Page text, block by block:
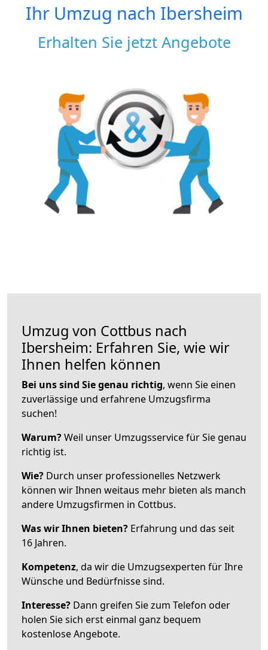
Ihr Umzug nach Ibersheim
Erhalten Sie jetzt Angebote
Umzug von Cottbus nach
Ibersheim: Erfahren Sie, wie wir
Ihnen helfen können
Bei uns sind Sie genau richtig, wenn Sie einen
zuverlässige und erfahrene Umzugsfirma
suchen!
Warum?Weil unser Umzugsservice für Sie genau
richtig ist.
Wie? Durch unser professionelles Netzwerk
können wir Ihnen weitaus mehr bieten als manch
andere Umzugsfirmen in Cottbus.
Was wir Ihnen bieten? Erfahrung und das seit
16 Jahren.
Kompetenz, da wir die Umzugsexperten für Ihre
Wünsche und Bedürfnisse sind.
Interesse? Dann greifen Sie zum Telefon oder
holen Sie sich erst einmal ganz bequem
kostenlose Angebote.